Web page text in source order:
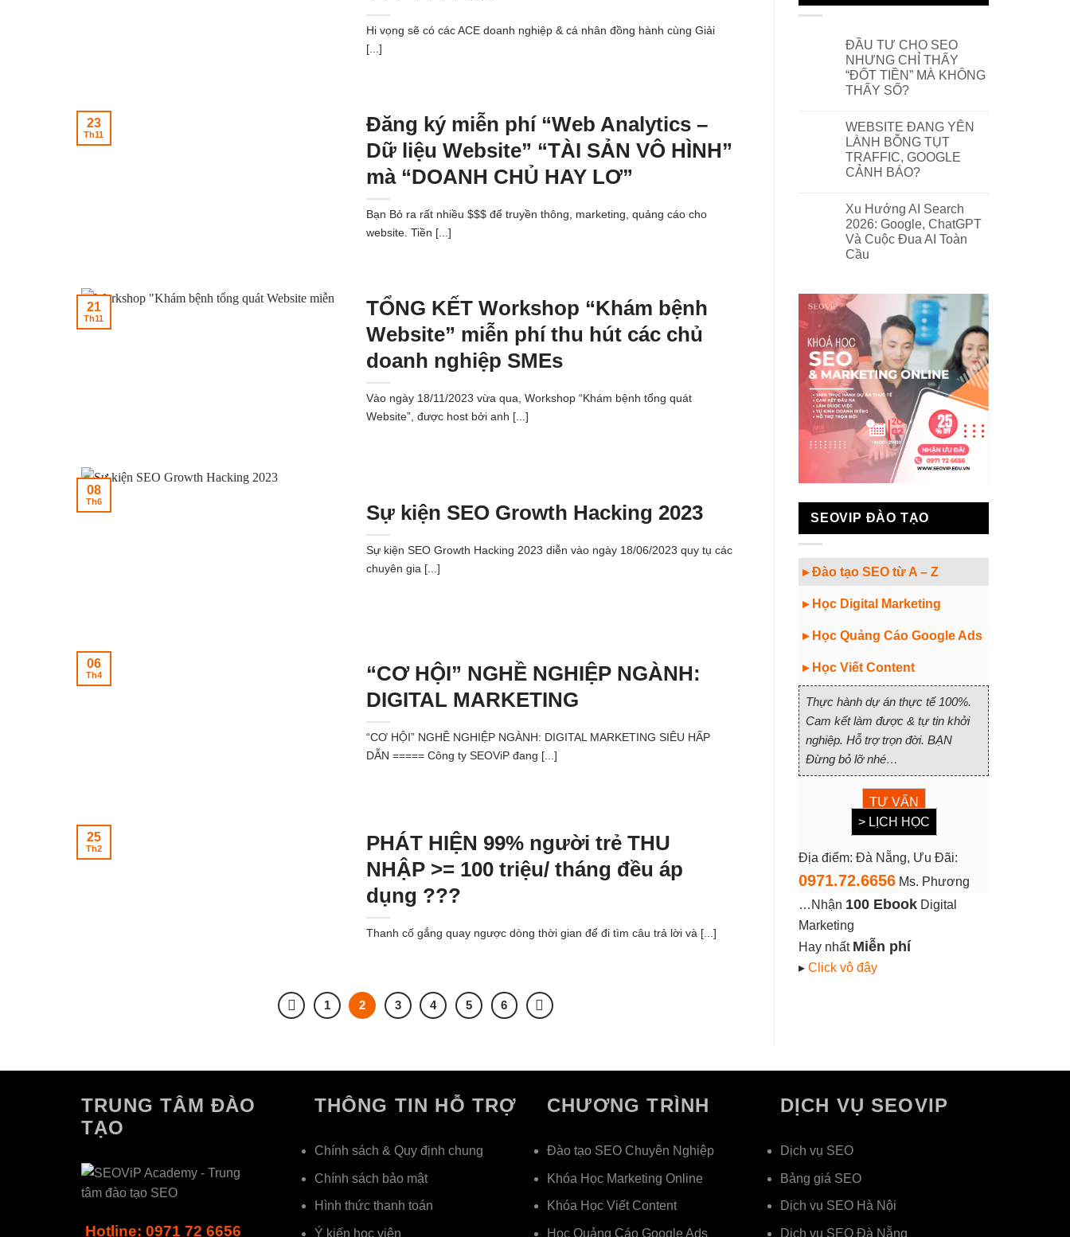
Hi vọng sẽ có các ACE doanh nghiệp & cá nhân đồng hành cùng Giải
[...]
Đăng ký miễn phí “Web Analytics –
Dữ liệu Website” “TÀI SẢN VÔ HÌNH”
mà “DOANH CHỦ HAY LƠ”
Bạn Bỏ ra rất nhiều $$$ để truyền thông, marketing, quảng cáo cho
website. Tiền [...]
23
Th11
TỔNG KẾT Workshop “Khám bệnh
Website” miễn phí thu hút các chủ
doanh nghiệp SMEs
Vào ngày 18/11/2023 vừa qua, Workshop “Khám bệnh tổng quát
Website”, được host bởi anh [...]
21
Th11
Sự kiện SEO Growth Hacking 2023
Sự kiện SEO Growth Hacking 2023 diễn vào ngày 18/06/2023 quy tụ các
chuyên gia [...]
08
Th6
“CƠ HỘI” NGHỀ NGHIỆP NGÀNH:
DIGITAL MARKETING
“CƠ HỘI” NGHỀ NGHIỆP NGÀNH: DIGITAL MARKETING SIÊU HẤP
DẪN ===== Công ty SEOViP đang [...]
06
Th4
PHÁT HIỆN 99% người trẻ THU
NHẬP >= 100 triệu/ tháng đều áp
dụng ???
Thanh cố gắng quay ngược dòng thời gian để đi tìm câu trả lời và [...]
25
Th2
1 2 3 4 5 6
ĐẦU TƯ CHO SEO
NHƯNG CHỈ THẤY
“ĐỐT TIỀN” MÀ KHÔNG
THẤY SỐ?
WEBSITE ĐANG YÊN
LÀNH BỖNG TỤT
TRAFFIC, GOOGLE
CẢNH BÁO?
Xu Hướng AI Search
2026: Google, ChatGPT
Và Cuộc Đua AI Toàn
Cầu
SEOVIP ĐÀO TẠO
▸ Đào tạo SEO từ A – Z
▸ Học Digital Marketing
▸ Học Quảng Cáo Google Ads
▸ Học Viết Content
Thực hành dự án thực tế 100%.
Cam kết làm được & tự tin khởi
nghiệp. Hỗ trợ trọn đời. BẠN
Đừng bỏ lỡ nhé…
TƯ VẤN
> LỊCH HỌC
Địa điểm: Đà Nẵng, Ưu Đãi:
0971.72.6656 Ms. Phương
…Nhận 100 Ebook Digital
Marketing
Hay nhất Miễn phí
▸ Click vô đây
TRUNG TÂM ĐÀO
TẠO
Hotline: 0971 72 6656
THÔNG TIN HỖ TRỢ
Chính sách & Quy định chung
Chính sách bảo mật
Hình thức thanh toán
Ý kiến học viên
CHƯƠNG TRÌNH
Đào tạo SEO Chuyên Nghiệp
Khóa Học Marketing Online
Khóa Học Viết Content
Học Quảng Cáo Google Ads
DỊCH VỤ SEOVIP
Dịch vụ SEO
Bảng giá SEO
Dịch vụ SEO Hà Nội
Dịch vụ SEO Đà Nẵng